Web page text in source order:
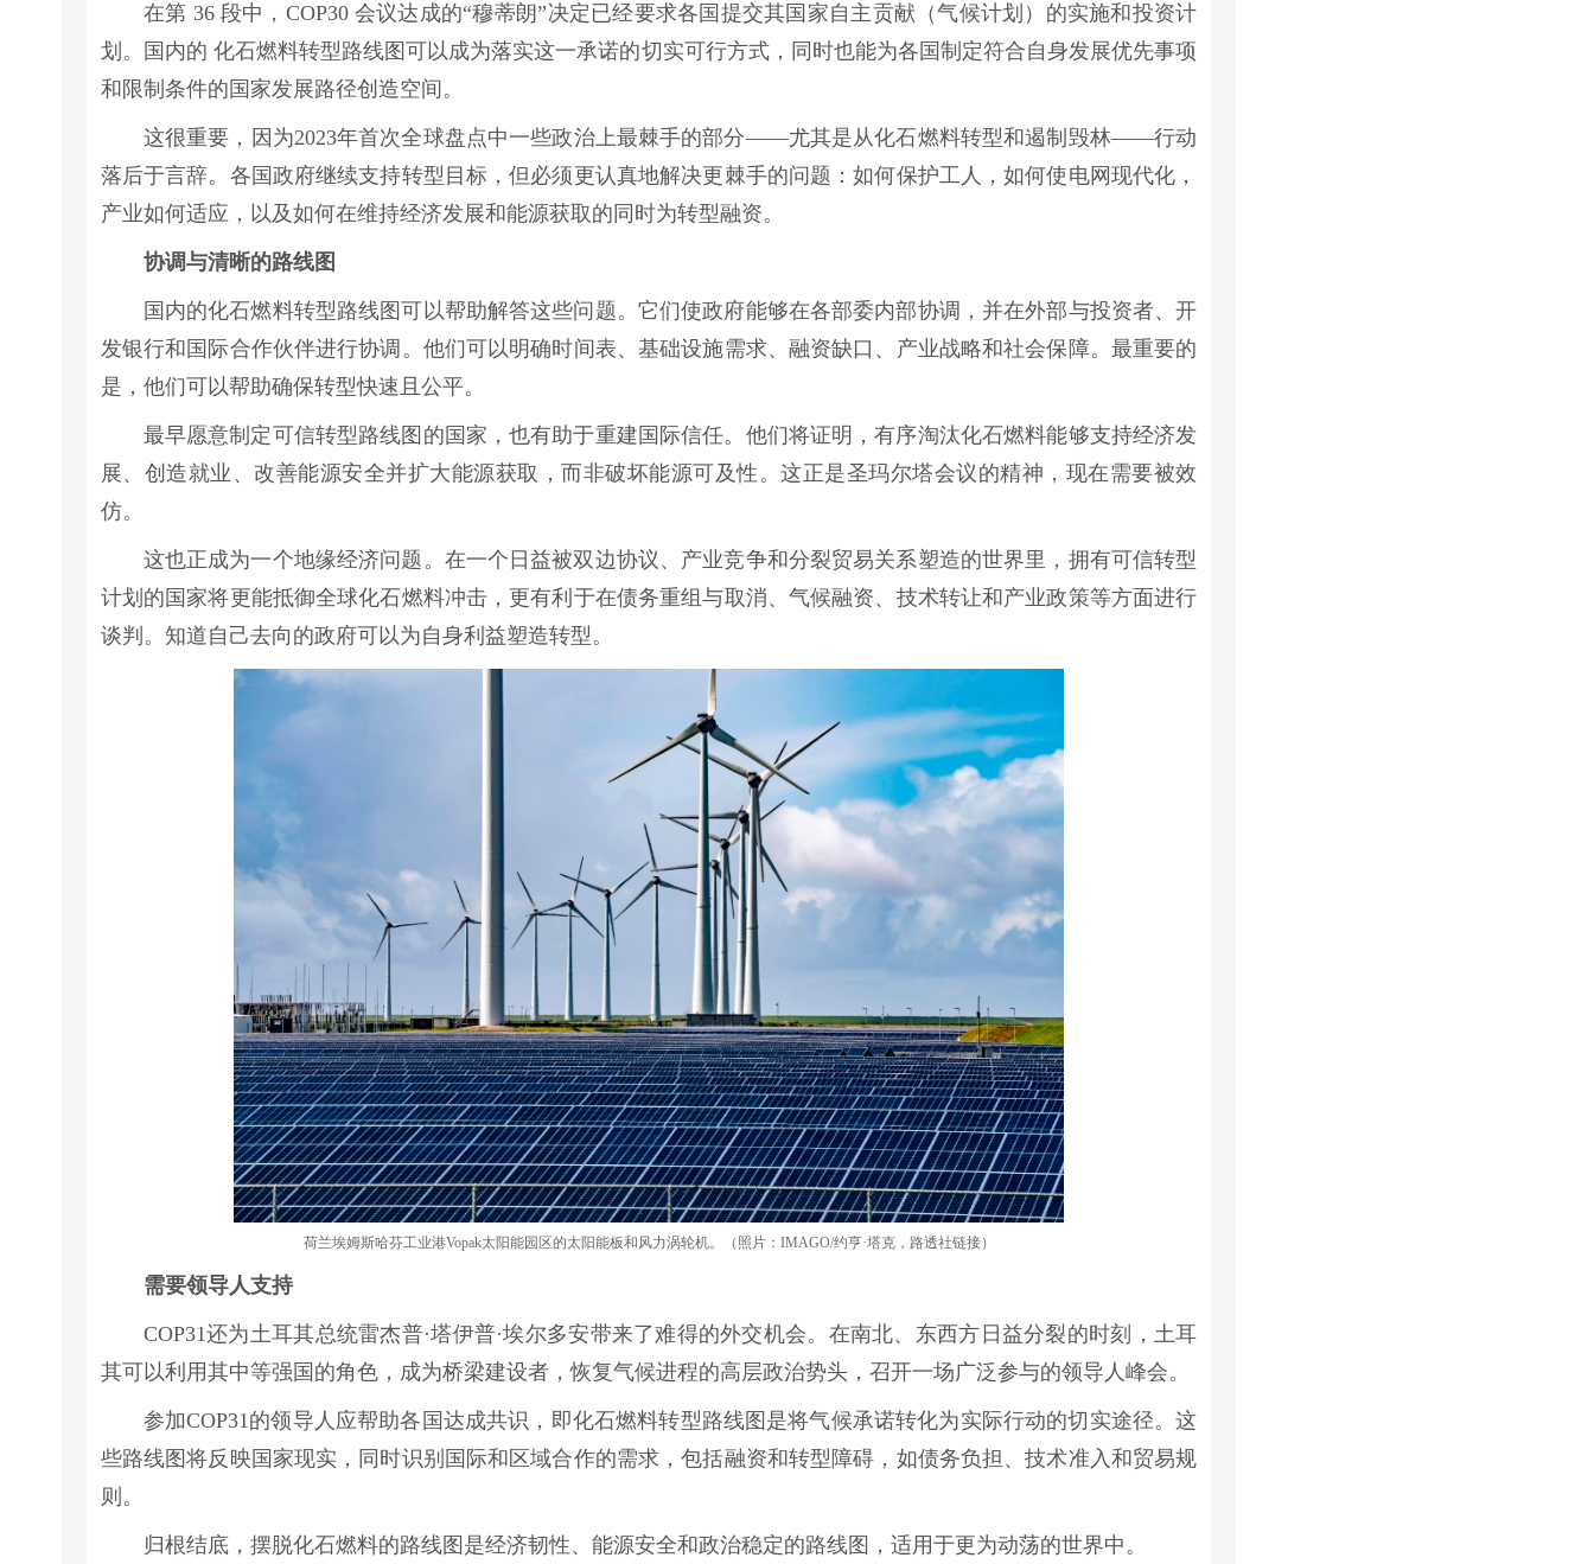
在第 36 段中，COP30 会议达成的“穆蒂朗”决定已经要求各国提交其国家自主贡献（气候计划）的实施和投资计
划。国内的 化石燃料转型路线图可以成为落实这一承诺的切实可行方式，同时也能为各国制定符合自身发展优先事项
和限制条件的国家发展路径创造空间。
这很重要，因为2023年首次全球盘点中一些政治上最棘手的部分——尤其是从化石燃料转型和遏制毁林——行动
落后于言辞。各国政府继续支持转型目标，但必须更认真地解决更棘手的问题：如何保护工人，如何使电网现代化，
产业如何适应，以及如何在维持经济发展和能源获取的同时为转型融资。
协调与清晰的路线图
国内的化石燃料转型路线图可以帮助解答这些问题。它们使政府能够在各部委内部协调，并在外部与投资者、开
发银行和国际合作伙伴进行协调。他们可以明确时间表、基础设施需求、融资缺口、产业战略和社会保障。最重要的
是，他们可以帮助确保转型快速且公平。
最早愿意制定可信转型路线图的国家，也有助于重建国际信任。他们将证明，有序淘汰化石燃料能够支持经济发
展、创造就业、改善能源安全并扩大能源获取，而非破坏能源可及性。这正是圣玛尔塔会议的精神，现在需要被效
仿。
这也正成为一个地缘经济问题。在一个日益被双边协议、产业竞争和分裂贸易关系塑造的世界里，拥有可信转型
计划的国家将更能抵御全球化石燃料冲击，更有利于在债务重组与取消、气候融资、技术转让和产业政策等方面进行
谈判。知道自己去向的政府可以为自身利益塑造转型。
荷兰埃姆斯哈芬工业港Vopak太阳能园区的太阳能板和风力涡轮机。（照片：IMAGO/约亨·塔克，路透社链接）
需要领导人支持
COP31还为土耳其总统雷杰普·塔伊普·埃尔多安带来了难得的外交机会。在南北、东西方日益分裂的时刻，土耳
其可以利用其中等强国的角色，成为桥梁建设者，恢复气候进程的高层政治势头，召开一场广泛参与的领导人峰会。
参加COP31的领导人应帮助各国达成共识，即化石燃料转型路线图是将气候承诺转化为实际行动的切实途径。这
些路线图将反映国家现实，同时识别国际和区域合作的需求，包括融资和转型障碍，如债务负担、技术准入和贸易规
则。
归根结底，摆脱化石燃料的路线图是经济韧性、能源安全和政治稳定的路线图，适用于更为动荡的世界中。